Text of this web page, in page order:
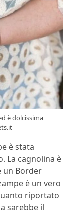
è dolcissima
è stata
La cagnolina è
un Border
è un vero
riportato
sarebbe il